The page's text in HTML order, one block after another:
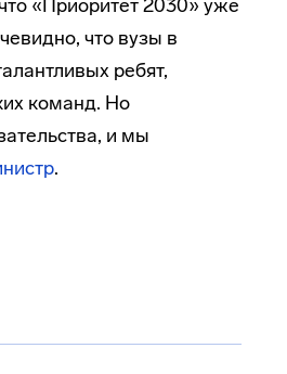
«Приоритет 2030» уже
что вузы в
ребят,
команд. Но
и мы
.